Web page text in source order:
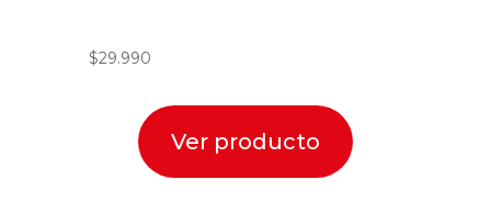
$29.990
Ver producto